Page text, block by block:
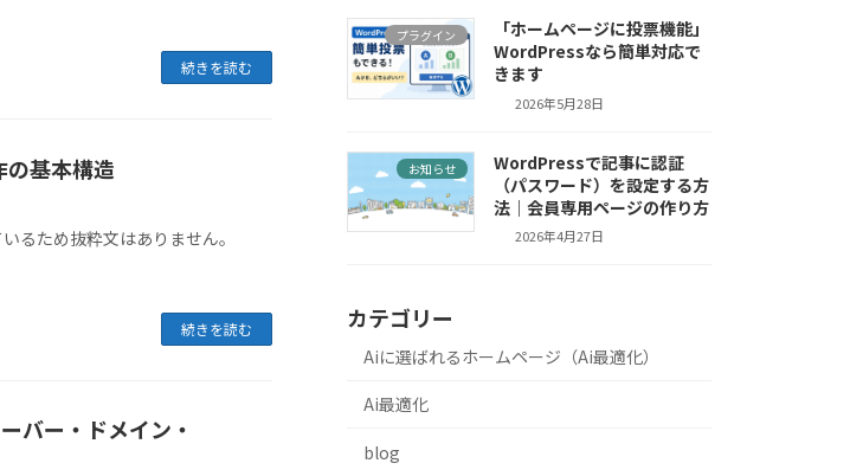
続きを読む
基本構造
るため抜粋文はありません。
続きを読む
バー・ドメイン・
プラグイン
「ホームページに投票機能」
WordPressなら簡単対応で
きます
2026年5月28日
お知らせ
WordPressで記事に認証
（パスワード）を設定する方
法｜会員専用ページの作り方
2026年4月27日
カテゴリー
Aiに選ばれるホームページ（Ai最適化）
Ai最適化
blog